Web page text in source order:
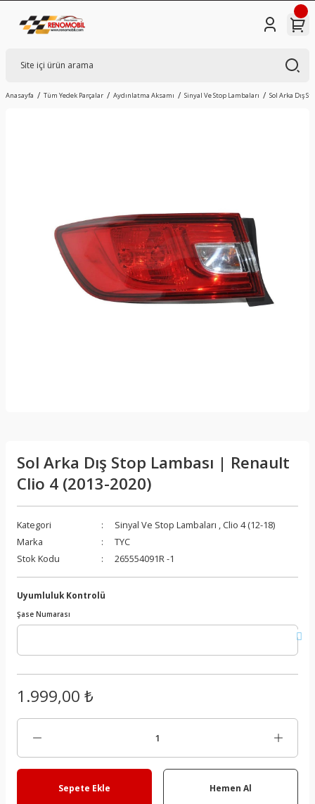
Anasayfa Tüm Yedek Parçalar Aydınlatma Aksamı Sinyal Ve Stop Lambaları Sol Arka Dış
Sol Arka Dış Stop Lambası | Renault
Clio 4 (2013-2020)
Kategori Sinyal Ve Stop Lambaları , Clio 4 (12-18)
Marka
TYC
Stok Kodu
265554091R -1
Uyumluluk Kontrolü
Şase Numarası
1.999,00 ₺
Sepete Ekle Hemen Al